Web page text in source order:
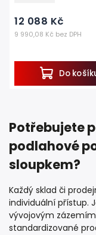
9 990,08 Kč bez DPH
12 088 Kč
Do
Potřebujete
podlahové
sloupkem?
Každý sklad či
individuální přístup.
vývojovým
standardizované